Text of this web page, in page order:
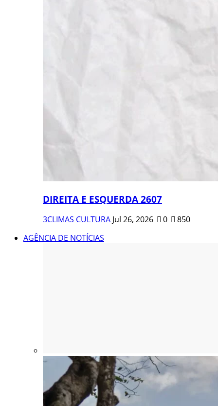
DIREITA E ESQUERDA 2607
3CLIMAS CULTURA Jul 26, 2026 0
850
AGÊNCIA DE NOTÍCIAS